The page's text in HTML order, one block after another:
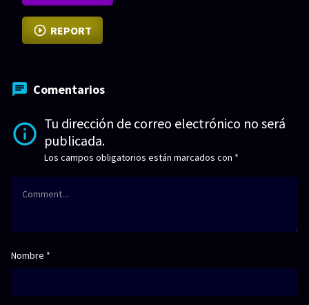
REPORT
Comentarios
Tu dirección de correo electrónico no será
publicada.
Los campos obligatorios están marcados con *
Nombre *